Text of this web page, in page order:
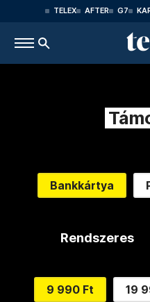
TELEX AFTER G7
Bankkártya
Rendszeres
9 990 Ft 19